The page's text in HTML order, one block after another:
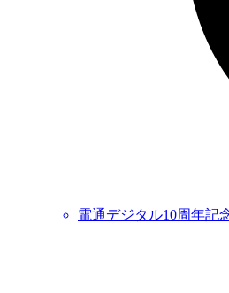
電通デジタル10周年記